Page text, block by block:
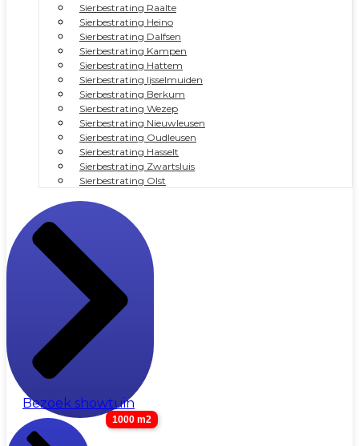
Sierbestrating Raalte
Sierbestrating Heino
Sierbestrating Dalfsen
Sierbestrating Kampen
Sierbestrating Hattem
Sierbestrating Ijsselmuiden
Sierbestrating Berkum
Sierbestrating Wezep
Sierbestrating Nieuwleusen
Sierbestrating Oudleusen
Sierbestrating Hasselt
Sierbestrating Zwartsluis
Sierbestrating Olst
Bezoek showtuin
1000 m2